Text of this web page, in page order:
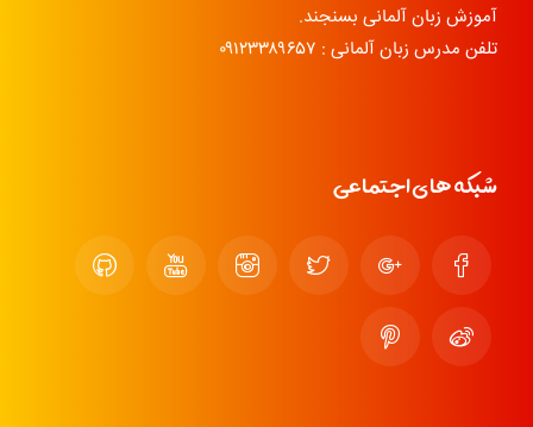
آموزش زبان آلمانی بسنجند.
تلفن مدرس زبان آلمانی : ۰۹۱۲۳۳۸۹۶۵۷
شبکه های اجتماعی